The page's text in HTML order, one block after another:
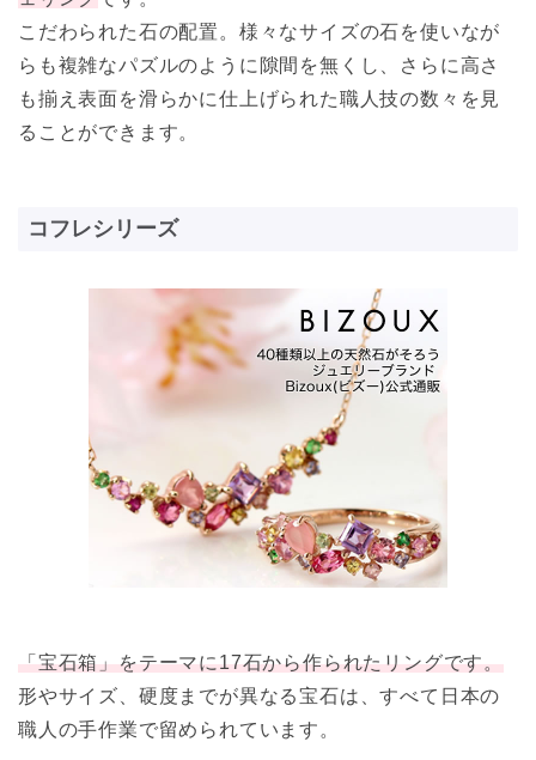
こだわられた石の配置。様々なサイズの石を使いなが
らも複雑なパズルのように隙間を無くし、さらに高さ
も揃え表面を滑らかに仕上げられた職人技の数々を見
ることができます。
コフレシリーズ
「宝石箱」をテーマに17石から作られたリングです。
形やサイズ、硬度までが異なる宝石は、すべて日本の
職人の手作業で留められています。